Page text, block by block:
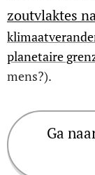
zoutvlaktes
planetaire
mens?).
Ga